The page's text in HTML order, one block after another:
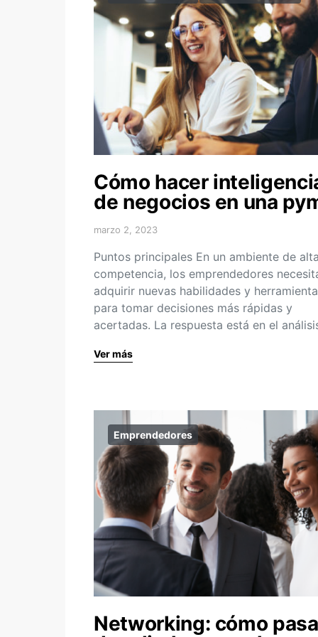
Cómo hacer
de negocios en una
marzo 2, 2023
Puntos principales En un ambiente de
competencia, los emprendedores
adquirir nuevas habilidades y
para tomar decisiones más rápidas y
acertadas. La respuesta está en el
Ver más
Emprendedores
Networking: cómo